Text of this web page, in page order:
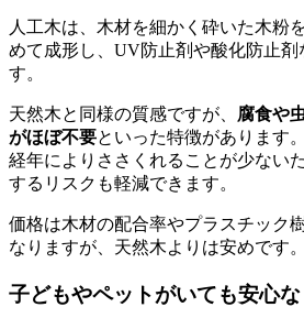
人工木は、木材を細かく砕いた木粉
めて成形し、UV防止剤や酸化防止
す。
天然木と同様の質感ですが、 腐食や
がほぼ不要といった特徴があります。
経年によりささくれることが少ない
するリスクも軽減できます。
価格は木材の配合率やプラスチック
なりますが、天然木よりは安めです。
子どもやペットがいても安心な